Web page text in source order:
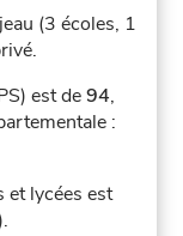
(3 écoles, 1
est de94,
:
et lycées est